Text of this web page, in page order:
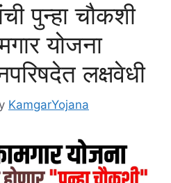
पुन्हा चौकशी
योजना
लक्षवेधी
KamgarYojana